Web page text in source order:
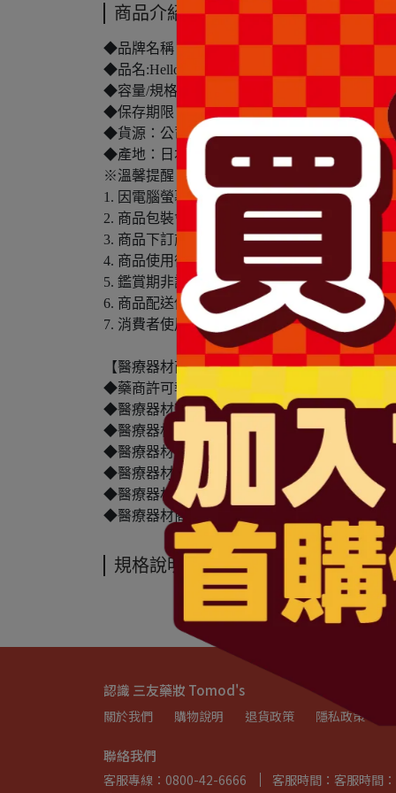
商品介紹
◆品牌名稱：黛絲恩
◆品名:Hello 修護！酸熱重塑護髮油65ml
◆容量/規格：65ml
◆保存期限：1095天
◆貨源：公司貨
◆產地：日本
※溫馨提醒：
1. 因電腦螢幕設定及個人觀感之差異，本賣
2. 商品包裝會有新舊轉換期，依實際收到商品
3. 商品下訂前，建議實際試色、試用後再行購
4. 商品使用後若出現不適或非預期反應，請尋
5. 鑑賞期非試用期，本產品屬於私人消耗性
6. 商品配送僅包含台灣本島，不包含離島配
7. 消費者使用前應詳閱醫療器材說明書。
【醫療器材商(藥商)許可執照】
◆藥商許可執照字號：北市衛藥販(中)字第
◆醫療器材商許可執照字號：北市衛器販（中
◆醫療器材商(藥商)名稱：三友藥妝股份有限
◆醫療器材商(藥商)地址：台北市中山區民權
◆醫療器材商(藥商)電話： 02-2792-0501
◆醫療器材商(藥商)諮詢專線：0800-42-6666
◆醫療器材商(藥商)服務時間：週一~五 上午
規格說明
認識 三友藥妝 Tomod's
關於我們 購物說明 退貨政策 隱私政策
聯絡我們
客服專線：0800-42-6666
客服時間：客服時間